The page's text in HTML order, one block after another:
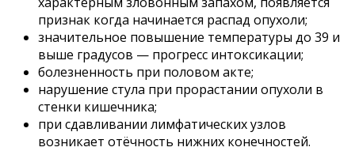
признак когда начинается распад опухоли;
значительное повышение температуры до 39 и
выше градусов — прогресс интоксикации;
болезненность при половом акте;
нарушение стула при прорастании опухоли в
стенки кишечника;
при сдавливании лимфатических узлов
возникает отёчность нижних конечностей.